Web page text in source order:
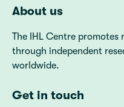
About us
The IHL Centre
through independent
worldwide.
Get in touch